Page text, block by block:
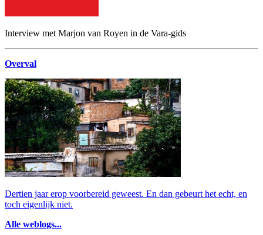
Interview met Marjon van Royen in de Vara-gids
Overval
Dertien jaar erop voorbereid geweest. En dan gebeurt het echt, en
toch eigenlijk niet.
Alle weblogs...